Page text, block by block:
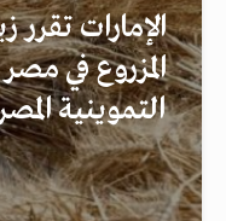
الإمارات تقرر
المزروع في
التموينية